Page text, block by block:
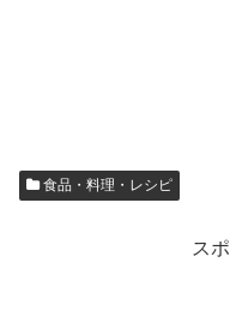
食品・料理・レシピ
ス